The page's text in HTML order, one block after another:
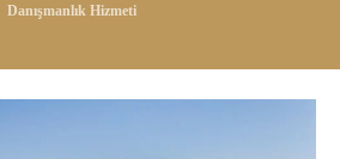
Danışmanlık Hizmeti